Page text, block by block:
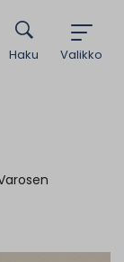
Valikko
Haku